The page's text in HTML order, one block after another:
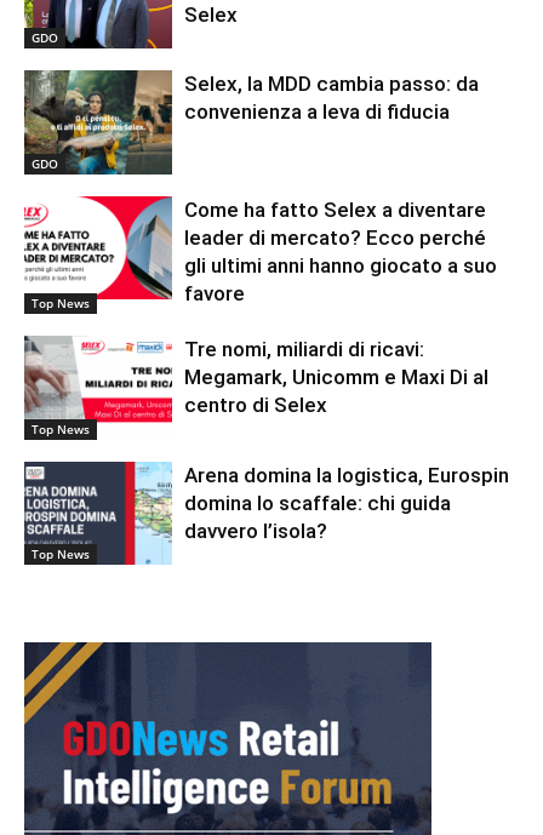
GDO
Selex
GDO
Selex, la MDD cambia passo: da
convenienza a leva di fiducia
Top News
Come ha fatto Selex a diventare
leader di mercato? Ecco perché
gli ultimi anni hanno giocato a suo
favore
Top News
Tre nomi, miliardi di ricavi:
Megamark, Unicomm e Maxi Di al
centro di Selex
Top News
Arena domina la logistica, Eurospin
domina lo scaffale: chi guida
davvero l’isola?